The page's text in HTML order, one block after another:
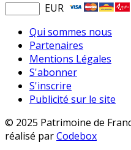
EUR
Qui sommes nous
Partenaires
Mentions Légales
S'abonner
S'inscrire
Publicité sur le site
© 2025 Patrimoine de
réalisé parCodebox